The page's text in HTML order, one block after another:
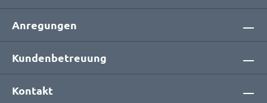
Anregungen
Kundenbetreuung
Kontakt